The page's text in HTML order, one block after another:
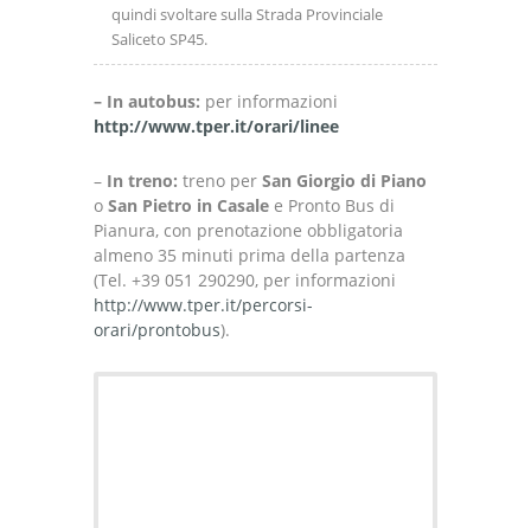
quindi svoltare sulla Strada Provinciale
Saliceto SP45.
– In autobus: per informazioni
http://www.tper.it/orari/linee
– In treno: treno per San Giorgio di Piano
o San Pietro in Casale e Pronto Bus di
Pianura, con prenotazione obbligatoria
almeno 35 minuti prima della partenza
(Tel. +39 051 290290, per informazioni
http://www.tper.it/percorsi-
orari/prontobus).